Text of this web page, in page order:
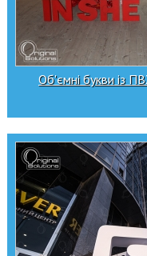
Об'ємні букви із